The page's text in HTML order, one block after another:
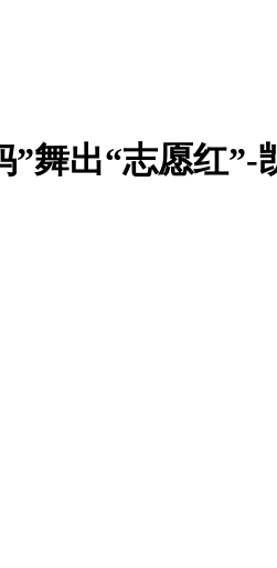
”舞出“志愿红”-